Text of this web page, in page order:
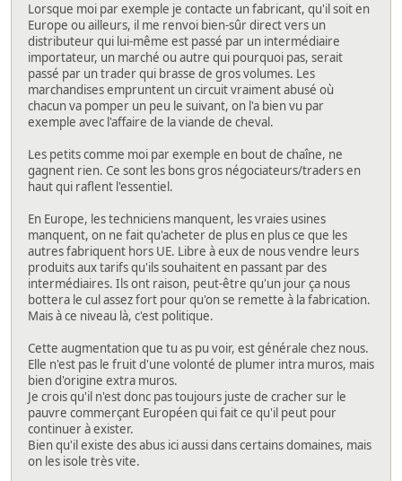
Lorsque moi par exemple je contacte un fabricant, qu'il soit en
Europe ou ailleurs, il me renvoi bien-sûr direct vers un
distributeur qui lui-même est passé par un intermédiaire
importateur, un marché ou autre qui pourquoi pas, serait
passé par un trader qui brasse de gros volumes. Les
marchandises empruntent un circuit vraiment abusé où
chacun va pomper un peu le suivant, on l'a bien vu par
exemple avec l'affaire de la viande de cheval.
Les petits comme moi par exemple en bout de chaîne, ne
gagnent rien. Ce sont les bons gros négociateurs/traders en
haut qui raflent l'essentiel.
En Europe, les techniciens manquent, les vraies usines
manquent, on ne fait qu'acheter de plus en plus ce que les
autres fabriquent hors UE. Libre à eux de nous vendre leurs
produits aux tarifs qu'ils souhaitent en passant par des
intermédiaires. Ils ont raison, peut-être qu'un jour ça nous
bottera le cul assez fort pour qu'on se remette à la fabrication.
Mais à ce niveau là, c'est politique.
Cette augmentation que tu as pu voir, est générale chez nous.
Elle n'est pas le fruit d'une volonté de plumer intra muros, mais
bien d'origine extra muros.
Je crois qu'il n'est donc pas toujours juste de cracher sur le
pauvre commerçant Européen qui fait ce qu'il peut pour
continuer à exister.
Bien qu'il existe des abus ici aussi dans certains domaines, mais
on les isole très vite.